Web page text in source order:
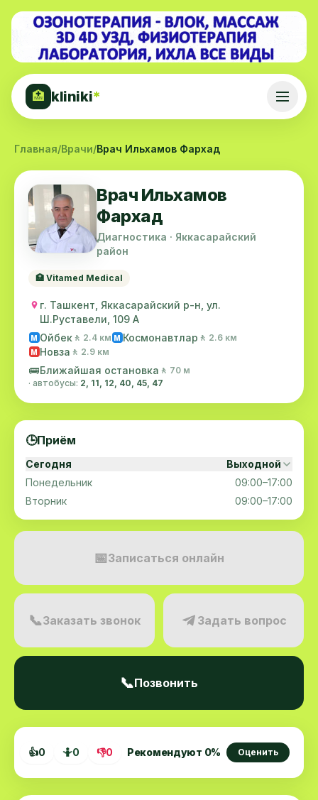
🏥 kliniki*
Главная/Врачи/Врач Ильхамов Фархад
Врач Ильхамов
Фархад
Диагностика · Яккасарайский
район
🏥 Vitamed Medical
г. Ташкент, Яккасарайский р-н, ул.
Ш.Руставели, 109 А
M Ойбек 🚶 2.4 км M Космонавтлар 🚶 2.6 км
M Новза 🚶 2.9 км
🚌Ближайшая остановка 🚶 70 м
· автобусы: 2, 11, 12, 40, 45, 47
👍0 🤷0 👎0 Рекомендуют 0% Оценить
🕒Приём
Сегодня
Выходной
Понедельник
09:00–17:00
Вторник
09:00–17:00
📅Записаться онлайн
📞Заказать звонок Задать вопрос
📞Позвонить